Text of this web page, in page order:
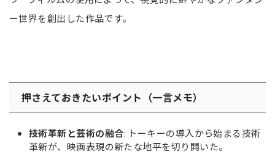
ー世界を創出した作品です。
押さえておきたいポイント（一言メモ）
技術革新と芸術の融合: トーキーの導入から始まる技術
革新が、映画表現の新たな地平を切り開いた。